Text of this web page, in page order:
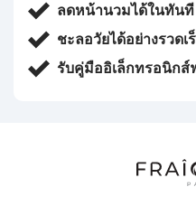
ลดหน้านวมได้ในทันที
ชะลอวัยได้อย่างรวดเ
รับคู่มืออิเล็กทรอนิกส์